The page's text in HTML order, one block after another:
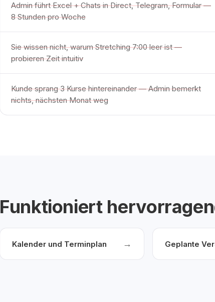
Admin führt Excel + Chats in Direct, Telegram, Formular —
8 Stunden pro Woche
Sie wissen nicht, warum Stretching 7:00 leer ist —
probieren Zeit intuitiv
Kunde sprang 3 Kurse hintereinander — Admin bemerkt
nichts, nächsten Monat weg
Funktioniert
Kalender und Terminplan → Geplante